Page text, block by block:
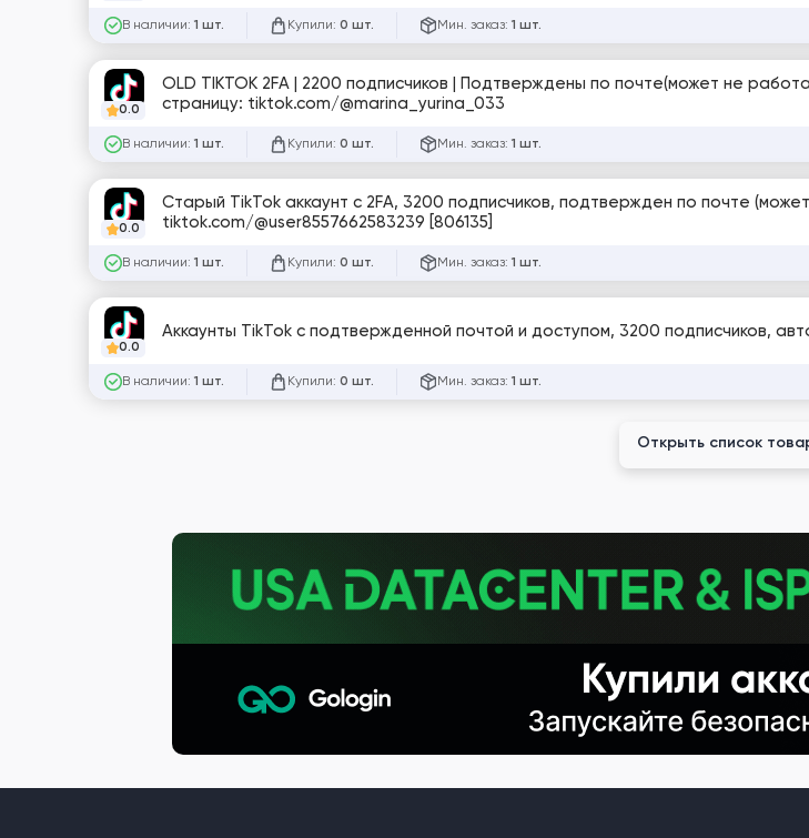
В наличии: 1 шт. Купили: 0 шт. Мин. заказ: 1 шт.
0.0
OLD TIKTOK 2FA | 2200 подписчиков | Подтверждены по почте(может не
страницу: tiktok.com/@marina_yurina_033
В наличии: 1 шт. Купили: 0 шт. Мин. заказ: 1 шт.
0.0
Старый TikTok аккаунт с 2FA, 3200 подписчиков, подтвержден по почте
tiktok.com/@user8557662583239 [806135]
В наличии: 1 шт. Купили: 0 шт. Мин. заказ: 1 шт.
0.0
Аккаунты TikTok с подтвержденной почтой и доступом, 3200 подписчиков,
В наличии: 1 шт. Купили: 0 шт. Мин. заказ: 1 шт.
Открыть список